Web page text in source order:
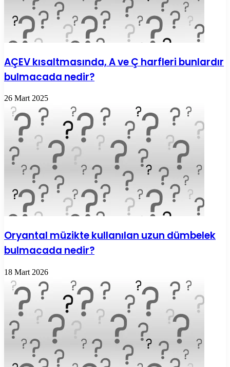
AÇEV kısaltmasında, A ve Ç harfleri bunlardır
bulmacada nedir?
26 Mart 2025
Oryantal müzikte kullanılan uzun dümbelek
bulmacada nedir?
18 Mart 2026